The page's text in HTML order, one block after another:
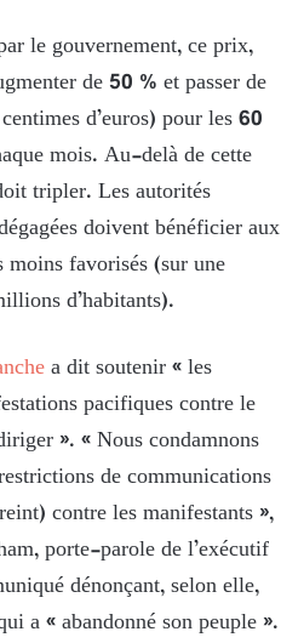
le gouvernement, ce prix,
de 50 % et passer de
d’euros) pour les 60
mois. Au-delà de cette
tripler. Les autorités
doivent bénéficier aux
favorisés (sur une
d’habitants).
a dit soutenir « les
pacifiques contre le
». « Nous condamnons
de communications
contre les manifestants »,
porte-parole de l’exécutif
dénonçant, selon elle,
a « abandonné son peuple ».